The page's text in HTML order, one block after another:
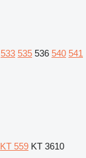
533 535 536 540 541
KT 559 KT 3610